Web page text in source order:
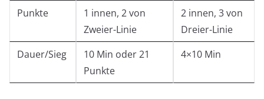
Punkte
1 innen, 2 von
Zweier-Linie
2 innen, 3 von
Dreier-Linie
Dauer/Sieg
10 Min oder 21
Punkte
4×10 Min